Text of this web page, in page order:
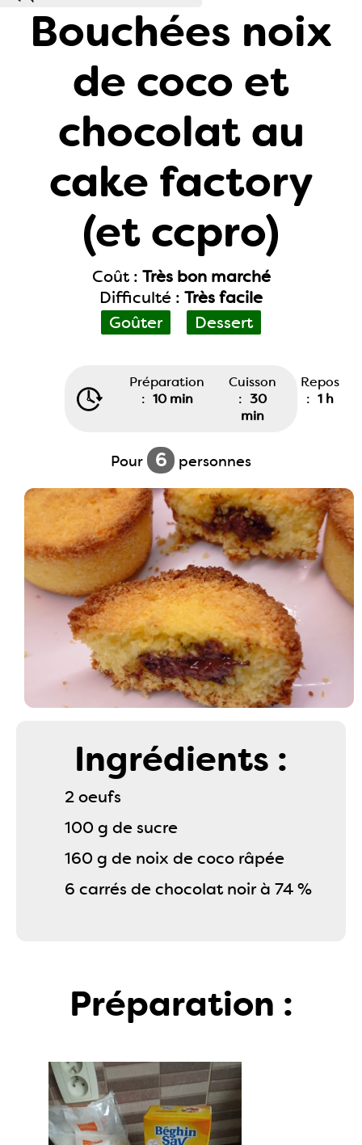
Bouchées noix
de coco et
chocolat au
cake factory
(et ccpro)
Coût : Très bon marché
Difficulté : Très facile
Goûter
Dessert
Préparation
: 10 min
Cuisson
: 30
min
Repos
: 1 h
Pour 6 personnes
Ingrédients :
2 oeufs
100 g de sucre
160 g de noix de coco râpée
6 carrés de chocolat noir à 74 %
Préparation :